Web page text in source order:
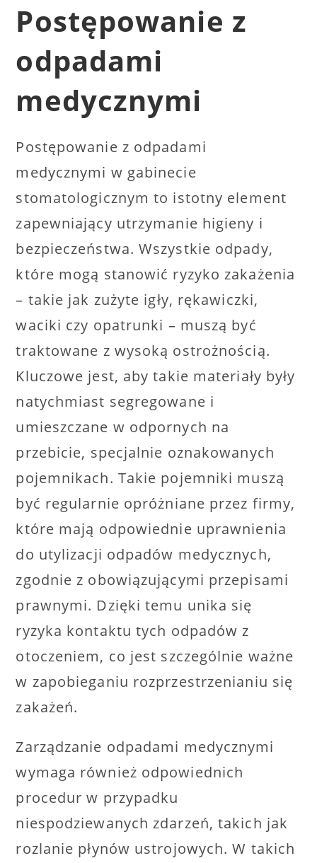
Postępowanie z
odpadami
medycznymi
Postępowanie z odpadami
medycznymi w gabinecie
stomatologicznym to istotny element
zapewniający utrzymanie higieny i
bezpieczeństwa. Wszystkie odpady,
które mogą stanowić ryzyko zakażenia
– takie jak zużyte igły, rękawiczki,
waciki czy opatrunki – muszą być
traktowane z wysoką ostrożnością.
Kluczowe jest, aby takie materiały były
natychmiast segregowane i
umieszczane w odpornych na
przebicie, specjalnie oznakowanych
pojemnikach. Takie pojemniki muszą
być regularnie opróżniane przez firmy,
które mają odpowiednie uprawnienia
do utylizacji odpadów medycznych,
zgodnie z obowiązującymi przepisami
prawnymi. Dzięki temu unika się
ryzyka kontaktu tych odpadów z
otoczeniem, co jest szczególnie ważne
w zapobieganiu rozprzestrzenianiu się
zakażeń.
Zarządzanie odpadami medycznymi
wymaga również odpowiednich
procedur w przypadku
niespodziewanych zdarzeń, takich jak
rozlanie płynów ustrojowych. W takich